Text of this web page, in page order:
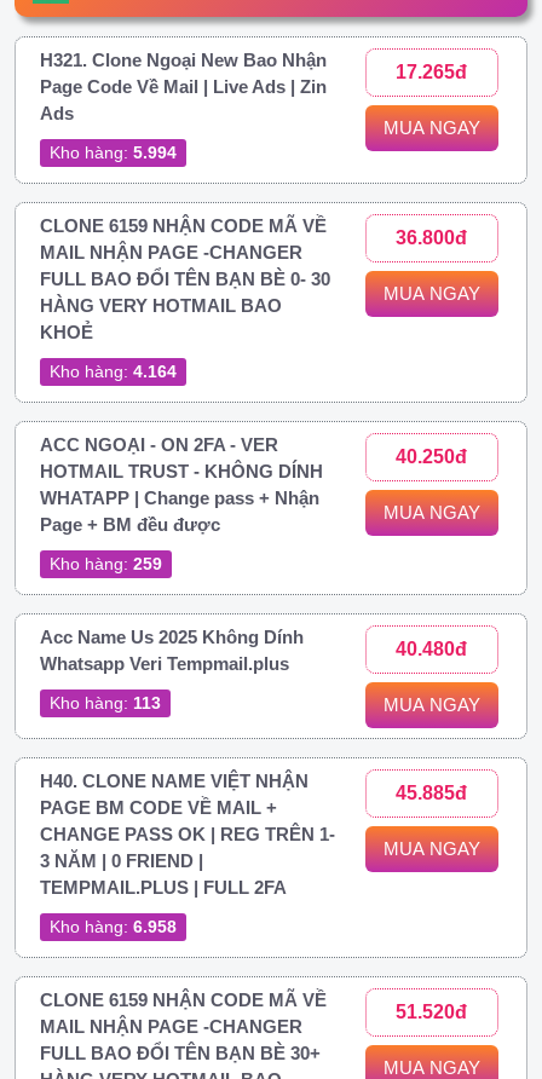
H321. Clone Ngoại New Bao Nhận
Page Code Về Mail | Live Ads | Zin
Ads
Kho hàng: 5.994
17.265đ
MUA NGAY
CLONE 6159 NHẬN CODE MÃ VỀ
MAIL NHẬN PAGE -CHANGER
FULL BAO ĐỔI TÊN BẠN BÈ 0- 30
HÀNG VERY HOTMAIL BAO
KHOẺ
Kho hàng: 4.164
36.800đ
MUA NGAY
ACC NGOẠI - ON 2FA - VER
HOTMAIL TRUST - KHÔNG DÍNH
WHATAPP | Change pass + Nhận
Page + BM đều được
Kho hàng: 259
40.250đ
MUA NGAY
Acc Name Us 2025 Không Dính
Whatsapp Veri Tempmail.plus
Kho hàng: 113
40.480đ
MUA NGAY
H40. CLONE NAME VIỆT NHẬN
PAGE BM CODE VỀ MAIL +
CHANGE PASS OK | REG TRÊN 1-
3 NĂM | 0 FRIEND |
TEMPMAIL.PLUS | FULL 2FA
Kho hàng: 6.958
45.885đ
MUA NGAY
CLONE 6159 NHẬN CODE MÃ VỀ
MAIL NHẬN PAGE -CHANGER
FULL BAO ĐỔI TÊN BẠN BÈ 30+
51.520đ
MUA NGAY